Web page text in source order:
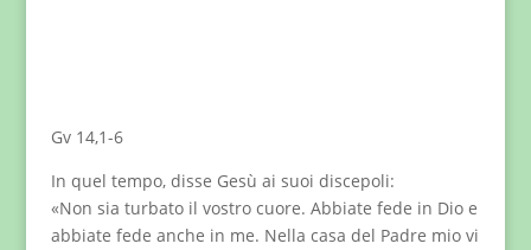
Gv 14,1-6
In quel tempo, disse Gesù ai suoi discepoli:
«Non sia turbato il vostro cuore. Abbiate fede in Dio e
abbiate fede anche in me. Nella casa del Padre mio vi